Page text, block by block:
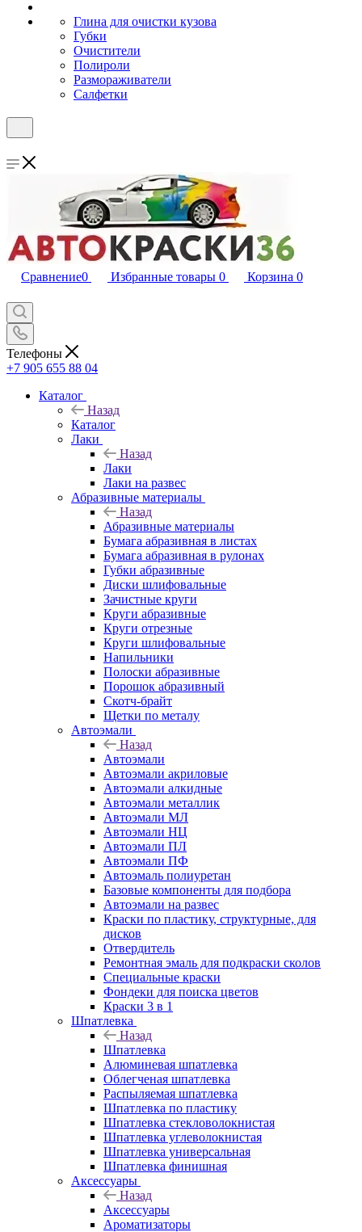
Глина для очистки кузова
Губки
Очистители
Полироли
Размораживатели
Салфетки
Сравнение0 Избранные товары 0 Корзина 0
Телефоны
+7 905 655 88 04
Каталог
Назад
Каталог
Лаки
Назад
Лаки
Лаки на развес
Абразивные материалы
Назад
Абразивные материалы
Бумага абразивная в листах
Бумага абразивная в рулонах
Губки абразивные
Диски шлифовальные
Зачистные круги
Круги абразивные
Круги отрезные
Круги шлифовальные
Напильники
Полоски абразивные
Порошок абразивный
Скотч-брайт
Щетки по металу
Автоэмали
Назад
Автоэмали
Автоэмали акриловые
Автоэмали алкидные
Автоэмали металлик
Автоэмали МЛ
Автоэмали НЦ
Автоэмали ПЛ
Автоэмали ПФ
Автоэмаль полиуретан
Базовые компоненты для подбора
Автоэмали на развес
Краски по пластику, структурные, для
дисков
Отвердитель
Ремонтная эмаль для подкраски сколов
Специальные краски
Фондеки для поиска цветов
Краски 3 в 1
Шпатлевка
Назад
Шпатлевка
Алюминевая шпатлевка
Облегченая шпатлевка
Распыляемая шпатлевка
Шпатлевка по пластику
Шпатлевка стекловолокнистая
Шпатлевка углеволокнистая
Шпатлевка универсальная
Шпатлевка финишная
Аксессуары
Назад
Аксессуары
Ароматизаторы